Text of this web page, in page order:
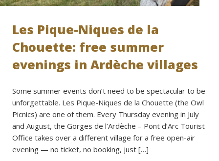
Les Pique-Niques de la
Chouette: free summer
evenings in Ardèche villages
Some summer events don’t need to be spectacular to be
unforgettable. Les Pique-Niques de la Chouette (the Owl
Picnics) are one of them. Every Thursday evening in July
and August, the Gorges de l’Ardèche – Pont d’Arc Tourist
Office takes over a different village for a free open-air
evening — no ticket, no booking, just […]